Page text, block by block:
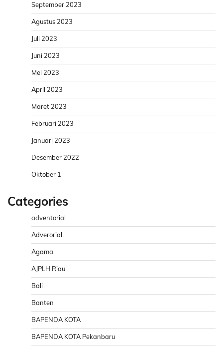
September 2023
Agustus 2023
Juli 2023
Juni 2023
Mei 2023
April 2023
Maret 2023
Februari 2023
Januari 2023
Desember 2022
Oktober 1
Categories
adventorial
Adverorial
Agama
AJPLH Riau
Bali
Banten
BAPENDA KOTA
BAPENDA KOTA Pekanbaru